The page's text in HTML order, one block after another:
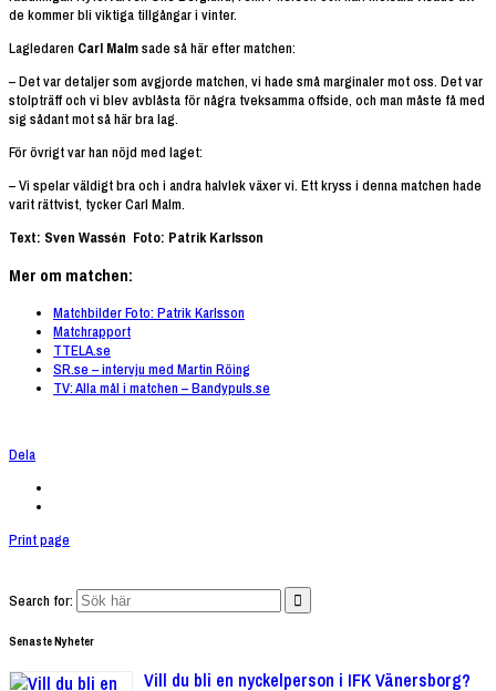
de kommer bli viktiga tillgångar i vinter.
Lagledaren Carl Malmsade så här efter matchen:
– Det var detaljer som avgjorde matchen, vi hade små marginaler mot oss. Det var
stolpträff och vi blev avblåsta för några tveksamma offside, och man måste få med
sig sådant mot så här bra lag.
För övrigt var han nöjd med laget:
– Vi spelar väldigt bra och i andra halvlek växer vi. Ett kryss i denna matchen hade
varit rättvist, tycker Carl Malm.
Text: Sven Wassén Foto: Patrik Karlsson
Mer om matchen:
Matchbilder Foto: Patrik Karlsson
Matchrapport
TTELA.se
SR.se – intervju med Martin Röing
TV: Alla mål i matchen – Bandypuls.se
Dela
Print page
Search for:
Senaste Nyheter
Vill du bli en nyckelperson i IFK Vänersborg?